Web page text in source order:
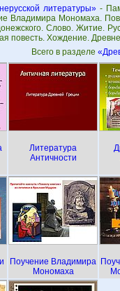
литературы»-
Владимира Мономаха.
Слово. Житие.
повесть. Хождение.
Всего в разделе
Литература
Античности
Поучение Владимира
Мономаха